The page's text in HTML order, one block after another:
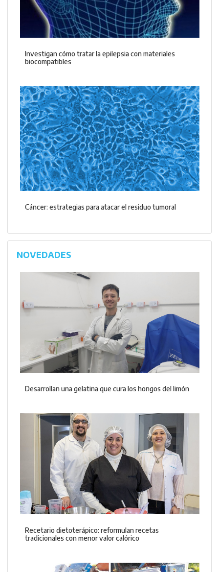
Investigan cómo tratar la epilepsia con materiales
biocompatibles
Cáncer: estrategias para atacar el residuo tumoral
NOVEDADES
Desarrollan una gelatina que cura los hongos del limón
Recetario dietoterápico: reformulan recetas
tradicionales con menor valor calórico